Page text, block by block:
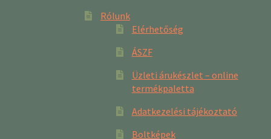
Rólunk
Elérhetőség
ÁSZF
Üzleti árukészlet – online
termékpaletta
Adatkezelési tájékoztató
Boltképek